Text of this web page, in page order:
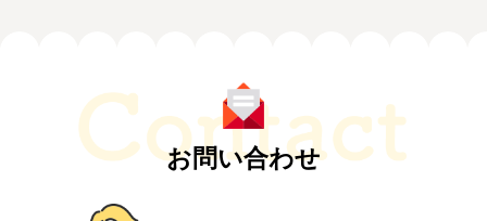
お問い合わせ